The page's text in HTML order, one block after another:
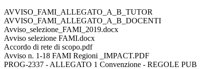
AVVISO_FAMI_ALLEGATO_A_B_TUTOR
AVVISO_FAMI_ALLEGATO_A_B_DOCENTI
Avviso_selezione_FAMI_2019.docx
Avviso selezione FAMI.docx
Accordo di rete di scopo.pdf
Avviso n. 1-18 FAMI Regioni _IMPACT.PDF
PROG-2337 - ALLEGATO 1 Convenzione - REGOLE PUB